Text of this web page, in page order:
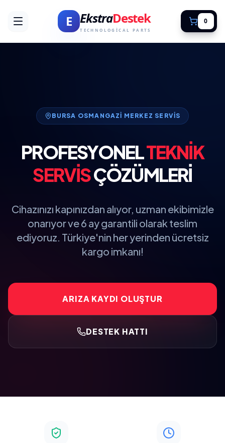
E EkstraDestek
TECHNOLOGICAL PARTS
0
BURSA OSMANGAZI MERKEZ SERVIS
PROFESYONELTEKNIK
SERVISÇÖZÜMLERI
Cihazınızı kapınızdan alıyor, uzman ekibimizle
onarıyor ve 6 ay garantili olarak teslim
ediyoruz. Türkiye'nin her yerinden ücretsiz
kargo imkanı!
ARIZA KAYDI OLUŞTUR
DESTEK HATTI